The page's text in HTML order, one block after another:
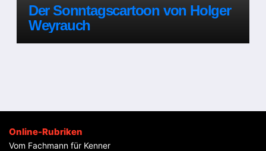
Der Sonntagscartoon von Holger
Weyrauch
Online-Rubriken
Vom Fachmann für Kenner